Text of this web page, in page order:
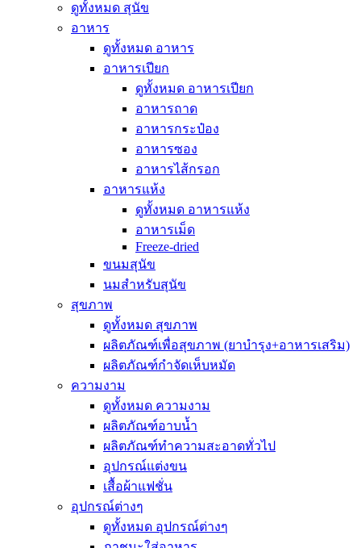
ดูทั้งหมด สุนัข
อาหาร
ดูทั้งหมด อาหาร
อาหารเปียก
ดูทั้งหมด อาหารเปียก
อาหารถาด
อาหารกระป๋อง
อาหารซอง
อาหารไส้กรอก
อาหารแห้ง
ดูทั้งหมด อาหารแห้ง
อาหารเม็ด
Freeze-dried
ขนมสุนัข
นมสำหรับสุนัข
สุขภาพ
ดูทั้งหมด สุขภาพ
ผลิตภัณฑ์เพื่อสุขภาพ (ยาบำรุง+อาหารเสริม)
ผลิตภัณฑ์กำจัดเห็บหมัด
ความงาม
ดูทั้งหมด ความงาม
ผลิตภัณฑ์อาบน้ำ
ผลิตภัณฑ์ทำความสะอาดทั่วไป
อุปกรณ์แต่งขน
เสื้อผ้าแฟชั่น
อุปกรณ์ต่างๆ
ดูทั้งหมด อุปกรณ์ต่างๆ